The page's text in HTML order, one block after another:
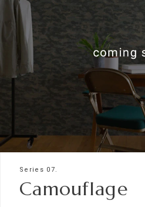
Series 07.
Camouflage